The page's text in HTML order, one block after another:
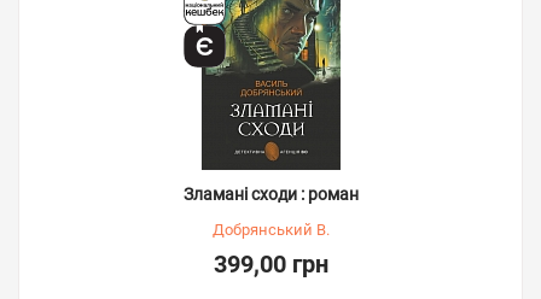
Зламані сходи : роман
Добрянський В.
399,00 грн